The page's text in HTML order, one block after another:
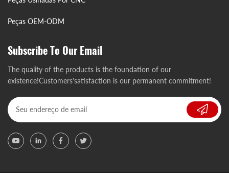
Peças OEM-ODM
Subscribe To Our Email
The quality of the products is the foundation of our
existence!Customers'satisfaction is our permanent commitment!